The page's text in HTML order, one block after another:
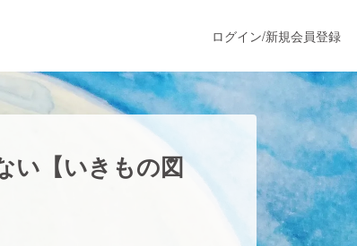
開されます
ログイン/新規会員登録
い【いきもの図